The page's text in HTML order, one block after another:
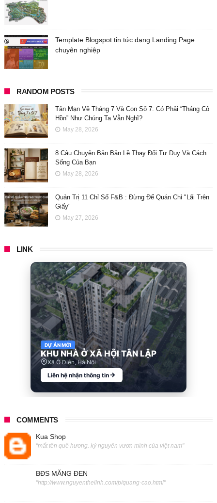
Template Blogspot tin tức dạng Landing Page
chuyên nghiệp
RANDOM POSTS
Tản Mạn Về Tháng 7 Và Con Số 7: Có Phải “Tháng Cô
Hồn” Như Chúng Ta Vẫn Nghĩ?
May 28, 2026
8 Câu Chuyện Bản Bản Lề Thay Đổi Tư Duy Và Cách
Sống Của Bạn
May 28, 2026
Quản Trị 11 Chỉ Số F&B : Đừng Để Quán Chỉ "Lãi Trên
Giấy"
May 27, 2026
LINK
DỰ ÁN MỚI
KHU NHÀ Ở XÃ HỘI TÂN LẬP
Xã Ô Diên, Hà Nội
Liên hệ nhận thông tin
COMMENTS
Kua Shop
"mất tên quê hương. kỷ nguyên vươn mình của việt nam"
BĐS MĂNG ĐEN
"http://www.nguyenthelinh.com/p/quang-cao.html"